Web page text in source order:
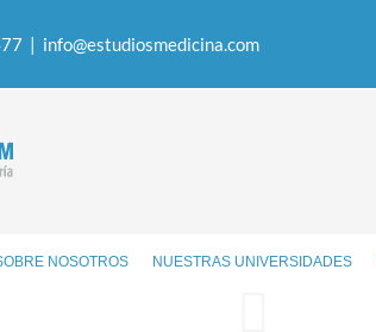
| info@estudiosmedicina.com
NOSOTROS NUESTRAS UNIVERSIDADES